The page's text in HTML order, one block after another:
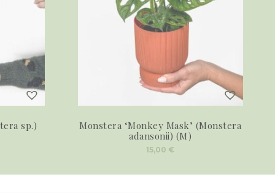
sp.)
Monstera ‘Monkey Mask’ (Monstera
adansonii) (M)
15,00 €